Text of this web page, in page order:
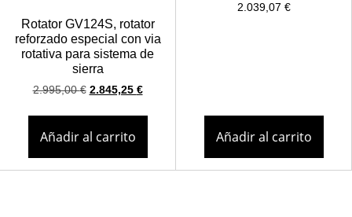
Rotator GV124S, rotator
reforzado especial con via
rotativa para sistema de
sierra
2.995,00€ 2.845,25 €
Añadir al carrito
2.039,07 €
Añadir al carrito